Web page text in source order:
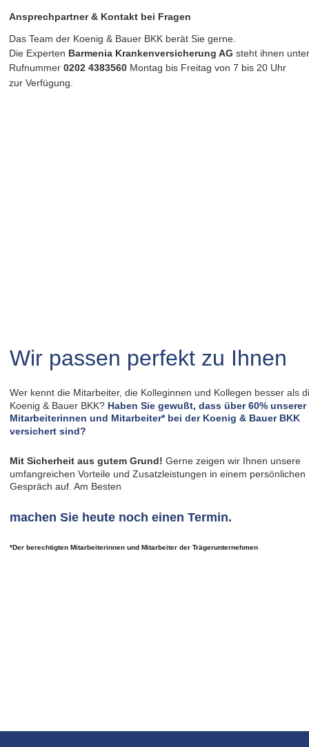
Ansprechpartner & Kontakt bei Fragen
Das Team der Koenig & Bauer BKK berät Sie gerne.
Die Experten Barmenia Krankenversicherung AG steht ihnen
Rufnummer 0202 4383560 Montag bis Freitag von 7 bis 20 Uhr
zur Verfügung.
Wir passen perfekt zu Ihnen
Wer kennt die Mitarbeiter, die Kolleginnen und Kollegen besser als
Koenig & Bauer BKK? Haben Sie gewußt, dass über 60% unserer
Mitarbeiterinnen und Mitarbeiter* bei der Koenig & Bauer BKK
versichert sind?
Mit Sicherheit aus gutem Grund! Gerne zeigen wir Ihnen unsere
umfangreichen Vorteile und Zusatzleistungen in einem persönlichen
Gespräch auf. Am Besten
machen Sie heute noch einen Termin.
*Der berechtigten Mitarbeiterinnen und Mitarbeiter der Trägerunternehmen